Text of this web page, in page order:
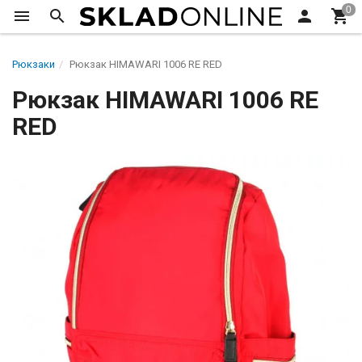
Рюкзаки Рюкзак HIMAWARI 1006 RE RED
Рюкзак HIMAWARI 1006 RE
RED